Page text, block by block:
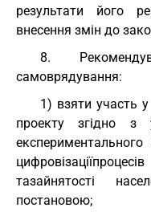
результати його
внесення змін до
8.
самоврядування:
1) взяти участь у
проекту згідно з
тазайнятості
постановою;